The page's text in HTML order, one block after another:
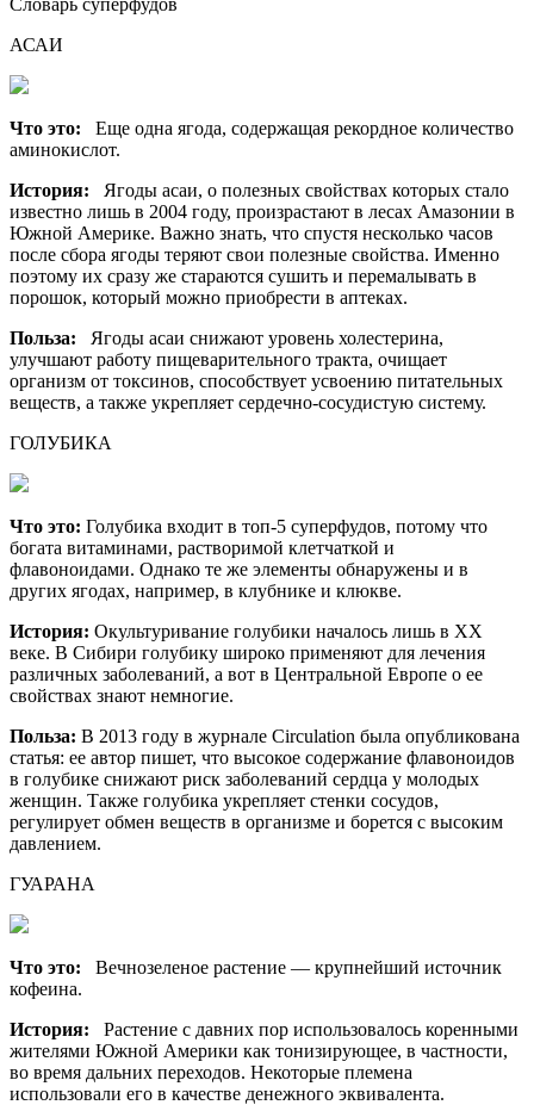
АСАИ
Что это: Еще одна ягода, содержащая рекордное количество
аминокислот.
История: Ягоды асаи, о полезных свойствах которых стало
известно лишь в 2004 году, произрастают в лесах Амазонии в
Южной Америке. Важно знать, что спустя несколько часов
после сбора ягоды теряют свои полезные свойства. Именно
поэтому их сразу же стараются сушить и перемалывать в
порошок, который можно приобрести в аптеках.
Польза: Ягоды асаи снижают уровень холестерина,
улучшают работу пищеварительного тракта, очищает
организм от токсинов, способствует усвоению питательных
веществ, а также укрепляет сердечно-сосудистую систему.
ГОЛУБИКА
Что это: Голубика входит в топ-5 суперфудов, потому что
богата витаминами, растворимой клетчаткой и
флавоноидами. Однако те же элементы обнаружены и в
других ягодах, например, в клубнике и клюкве.
История: Окультуривание голубики началось лишь в XX
веке. В Сибири голубику широко применяют для лечения
различных заболеваний, а вот в Центральной Европе о ее
свойствах знают немногие.
Польза: В 2013 году в журнале Circulation была опубликована
статья: ее автор пишет, что высокое содержание флавоноидов
в голубике снижают риск заболеваний сердца у молодых
женщин. Также голубика укрепляет стенки сосудов,
регулирует обмен веществ в организме и борется с высоким
давлением.
ГУАРАНА
Что это: Вечнозеленое растение — крупнейший источник
кофеина.
История: Растение с давних пор использовалось коренными
жителями Южной Америки как тонизирующее, в частности,
во время дальних переходов. Некоторые племена
использовали его в качестве денежного эквивалента.